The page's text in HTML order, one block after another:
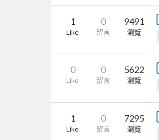
1
Like
0
留言
9491
瀏覽
0
Like
0
留言
5622
瀏覽
1
Like
0
留言
7295
瀏覽